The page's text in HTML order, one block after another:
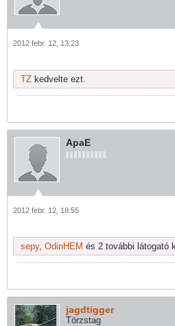
2012 febr. 12, 13:23
TZ kedvelte ezt.
ApaE
2012 febr. 12, 18:55
sepy, OdinHEM és 2 további látogató
jagdtigger
Törzstag